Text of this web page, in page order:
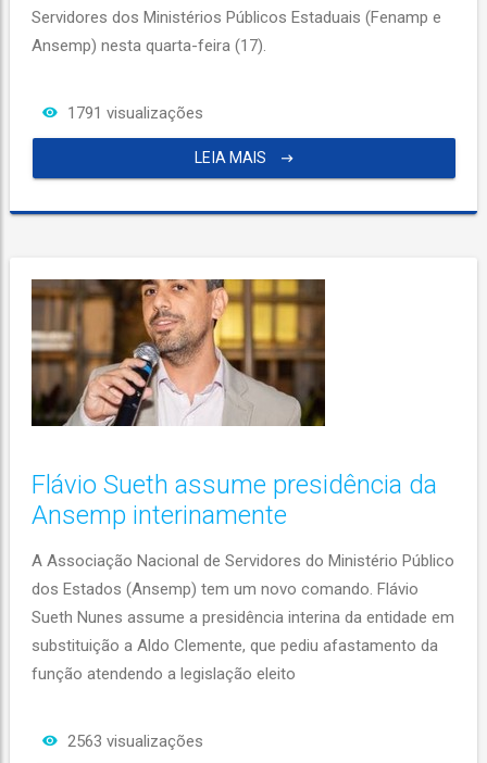
Servidores dos Ministérios Públicos Estaduais (Fenamp e
Ansemp) nesta quarta-feira (17).
1791 visualizações
LEIA MAIS
Flávio Sueth assume presidência da
Ansemp interinamente
A Associação Nacional de Servidores do Ministério Público
dos Estados (Ansemp) tem um novo comando. Flávio
Sueth Nunes assume a presidência interina da entidade em
substituição a Aldo Clemente, que pediu afastamento da
função atendendo a legislação eleito
2563 visualizações